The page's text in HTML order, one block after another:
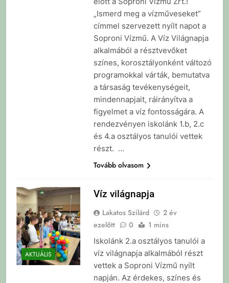
„Ismerd meg a vízműveseket”
címmel szervezett nyílt napot a
Soproni Vízmű. A Víz Világnapja
alkalmából a résztvevőket
színes, korosztályonként változó
programokkal várták, bemutatva
a társaság tevékenységeit,
mindennapjait, ráirányítva a
figyelmet a víz fontosságára. A
rendezvényen iskolánk 1.b, 2.c
és 4.a osztályos tanulói vettek
részt. …
Tovább olvasom
AKTUÁLIS
Víz világnapja
Lakatos Szilárd
2 év
ezelőtt
0 1 mins
Iskolánk 2.a osztályos tanulói a
víz világnapja alkalmából részt
vettek a Soproni Vízmű nyílt
napján. Az érdekes, színes és